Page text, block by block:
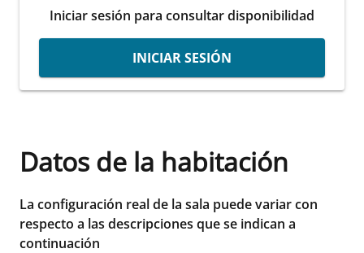
Iniciar sesión para consultar disponibilidad
INICIAR SESIÓN
Datos de la habitación
La configuración real de la sala puede variar con
respecto a las descripciones que se indican a
continuación